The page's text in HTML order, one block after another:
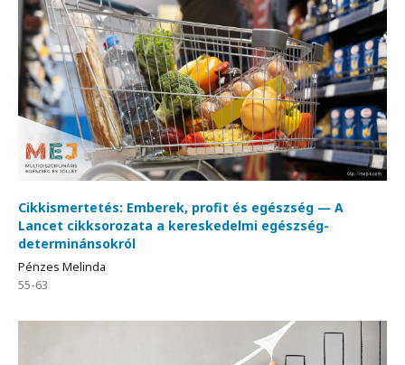
Cikkismertetés: Emberek, profit és egészség — A
Lancet cikksorozata a kereskedelmi egészség-
determinánsokról
Pénzes Melinda
55-63